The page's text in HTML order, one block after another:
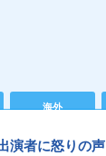
海外
演者に怒りの声